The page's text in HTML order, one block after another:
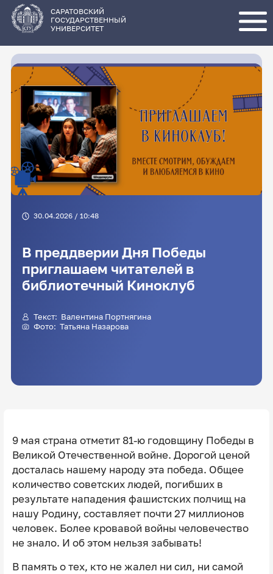
основному
содержанию
САРАТОВСКИЙ
ГОСУДАРСТВЕННЫЙ
УНИВЕРСИТЕТ
30.04.2026 / 10:48
В преддверии Дня Победы
приглашаем читателей в
библиотечный Киноклуб
Текст: Валентина Портнягина
Фото: Татьяна Назарова
9 мая страна отметит 81-ю годовщину Победы в
Великой Отечественной войне. Дорогой ценой
досталась нашему народу эта победа. Общее
количество советских людей, погибших в
результате нападения фашистских полчищ на
нашу Родину, составляет почти 27 миллионов
человек. Более кровавой войны человечество
не знало. И об этом нельзя забывать!
В память о тех, кто не жалел ни сил, ни самой